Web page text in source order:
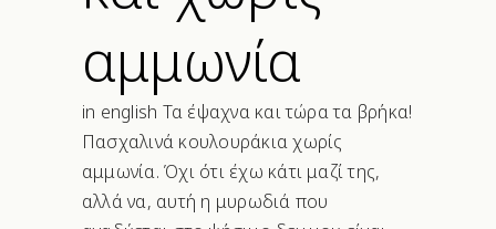
αμμωνία
in english Τα έψαχνα και τώρα τα βρήκα!
Πασχαλινά κουλουράκια χωρίς
αμμωνία. Όχι ότι έχω κάτι μαζί της,
αλλά να, αυτή η μυρωδιά που